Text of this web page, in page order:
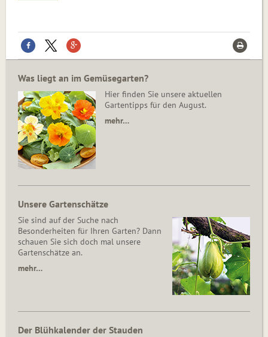
Was liegt an im Gemüsegarten?
Hier finden Sie unsere aktuellen
Gartentipps für den August.
mehr…
Unsere Gartenschätze
Sie sind auf der Suche nach
Besonderheiten für Ihren Garten? Dann
schauen Sie sich doch mal unsere
Gartenschätze an.
mehr…
Der Blühkalender der Stauden